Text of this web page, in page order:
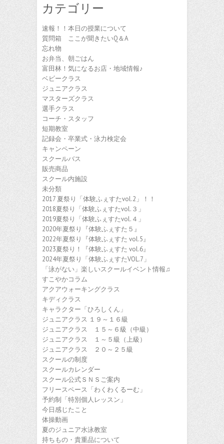
カテゴリー
速報！！本日の授業について
質問箱 ここが聞きたいQ＆A
忘れ物
お弁当、朝ごはん
富田林！気になるお店・地域情報♪
ベビークラス
ジュニアクラス
マスターズクラス
選手クラス
コーチ・スタッフ
短期教室
記録会・卒業式・泳力検定会
キャンペーン
スクールバス
販売商品
スクール内施設
未分類
2017 夏祭り「体験ふぇすたvol.2」！！
2018夏祭り「体験ふぇすたvol.３」
2019夏祭り「体験ふぇすたvol.４」
2020年夏祭り『体験ふぇすた５』
2022年夏祭り『体験ふぇすた vol.5』
2023夏祭り！『体験ふぇすた vol.6』
2024年夏祭り「体験ふぇすたVOL.7」
「泳がない」楽しいスクールイベント情報♫
すこやかコラム
アクアウォーキングクラス
キディクラス
キャラクター「ひろしくん」
ジュニアクラス １９～１６級
ジュニアクラス １５～６級（中級）
ジュニアクラス １～５級（上級）
ジュニアクラス ２０～２５級
スクールの制度
スクールカレンダー
スクール公式ＳＮＳご案内
フリースペース「わくわくるーむ」
予約制「特別個人レッスン」
今日感じたこと
体操動画
夏のジュニア水泳教室
持ちもの・貴重品について